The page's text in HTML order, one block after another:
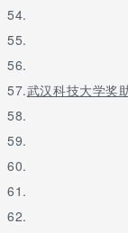
54.
55.
56.
57.武汉科技大学奖
58.
59.
60.
61.
62.